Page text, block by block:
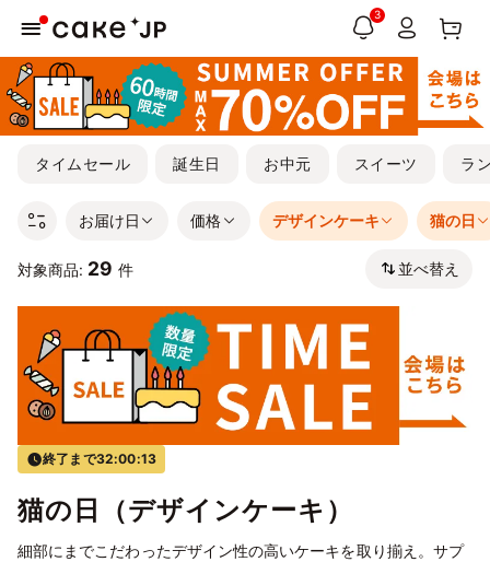
3
タイムセール 誕生日 お中元 スイーツ ラ
お届け日 価格 デザインケーキ 猫の日
対象商品: 29 件 並べ替え
終了まで32:00:12
猫の日（デザインケーキ）
細部にまでこだわったデザイン性の高いケーキを取り揃え。サプ